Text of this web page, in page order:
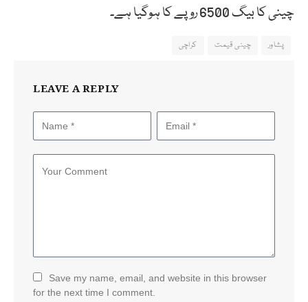
چینی کا بیگ 6500 روپے کا ہوگیا ہے۔
پشاور چینی قیمت کراچی
LEAVE A REPLY
Save my name, email, and website in this browser
for the next time I comment.